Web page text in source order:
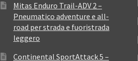
Mitas Enduro Trail-ADV 2 –
Pneumatico adventure e all-
road per strada e fuoristrada
leggero
Continental SportAttack 5 –